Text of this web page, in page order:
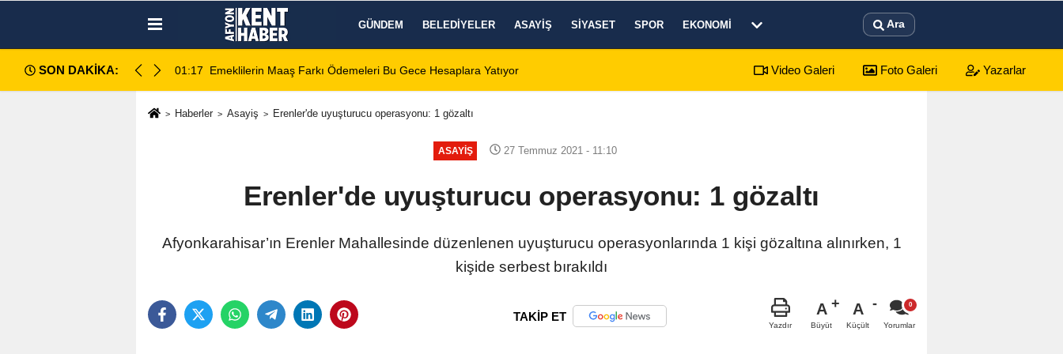
GÜNDEM BELEDIYELER ASAYIŞ SIYASET SPOR EKONOMI Ara
SON DAKİKA:
Hesaplara Yatıyor 01:01 Afyonspor için birlik çağrısı Zafer Meydanı'nda yükseldi Dinar'da beş gün sürecek festival programı açıklandı
Video Galeri Foto Galeri Yazarlar
Haberler Asayiş Erenler'de uyuşturucu operasyonu: 1 gözaltı
ASAYIŞ 27 Temmuz 2021 - 11:10
Erenler'de uyuşturucu operasyonu: 1 gözaltı
Afyonkarahisar’ın Erenler Mahallesinde düzenlenen uyuşturucu operasyonlarında 1 kişi gözaltına alınırken, 1
kişide serbest bırakıldı
TAKİP ET
Yazdır
A
Büyüt
A
Küçült Yorumlar